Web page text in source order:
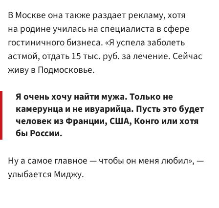
В Москве она также раздает рекламу, хотя
на родине училась на специалиста в сфере
гостиничного бизнеса. «Я успела заболеть
астмой, отдать 15 тыс. руб. за лечение. Сейчас
живу в Подмосковье.
Я очень хочу найти мужа. Только не
камерунца и не ивуарийца. Пусть это будет
человек из Франции, США, Конго или хотя
бы России.
Ну а самое главное — чтобы он меня любил», —
улыбается Миджу.